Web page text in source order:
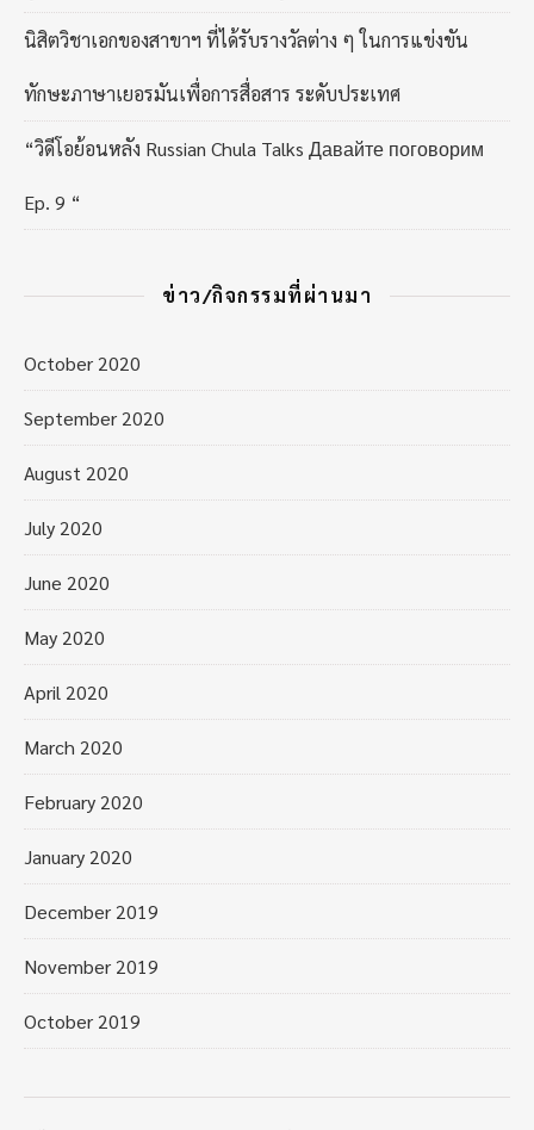
นิสิตวิชาเอกของสาขาฯ ที่ได้รับรางวัลต่าง ๆ ในการแข่งขัน
ทักษะภาษาเยอรมันเพื่อการสื่อสาร ระดับประเทศ
“วิดีโอย้อนหลัง Russian Chula Talks Давайте поговорим
Ep. 9 “
ข่าว/กิจกรรมที่ผ่านมา
October 2020
September 2020
August 2020
July 2020
June 2020
May 2020
April 2020
March 2020
February 2020
January 2020
December 2019
November 2019
October 2019